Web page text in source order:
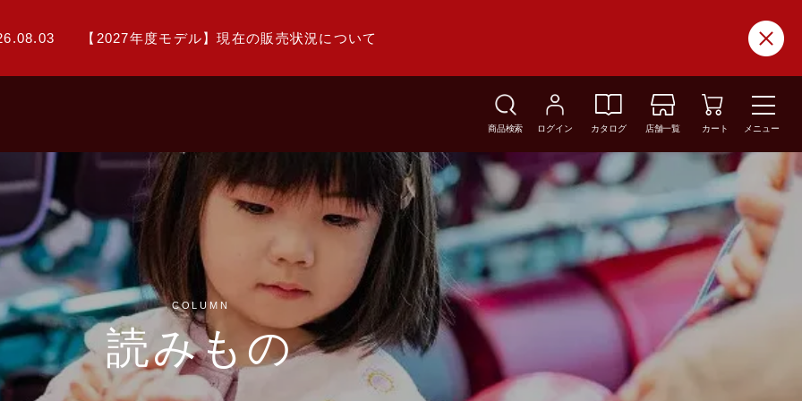
【2027年度モデル】現在の販売状況について
商品検索 ログイン カタログ 店舗一覧 カート メニュー
COLUMN
読みもの